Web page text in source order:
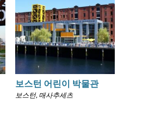
보스턴 어린이 박물관
보스턴, 매사추세츠